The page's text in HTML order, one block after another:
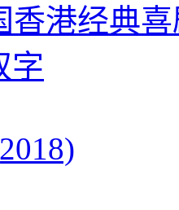
香港经典
字